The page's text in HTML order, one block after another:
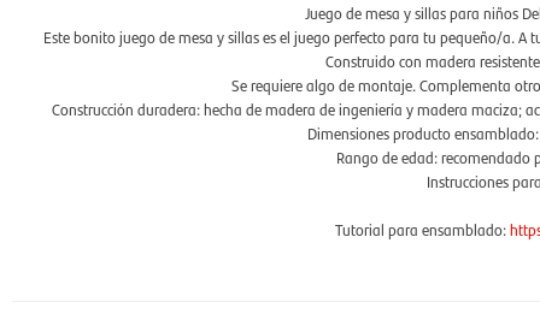
Juego de mesa y sillas para niños
Este bonito juego de mesa y sillas es el juego perfecto para tu pequeño/a.
Construido con madera
Se requiere algo de montaje. Complementa
Construcción duradera: hecha de madera de ingeniería y madera maciza;
Dimensiones producto
Rango de edad:
Instrucciones
Tutorial para ensamblado: